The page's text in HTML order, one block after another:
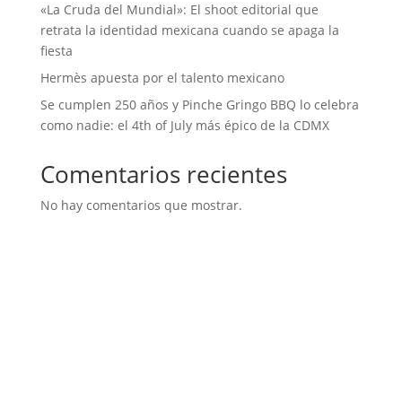
«La Cruda del Mundial»: El shoot editorial que
retrata la identidad mexicana cuando se apaga la
fiesta
Hermès apuesta por el talento mexicano
Se cumplen 250 años y Pinche Gringo BBQ lo celebra
como nadie: el 4th of July más épico de la CDMX
Comentarios recientes
No hay comentarios que mostrar.